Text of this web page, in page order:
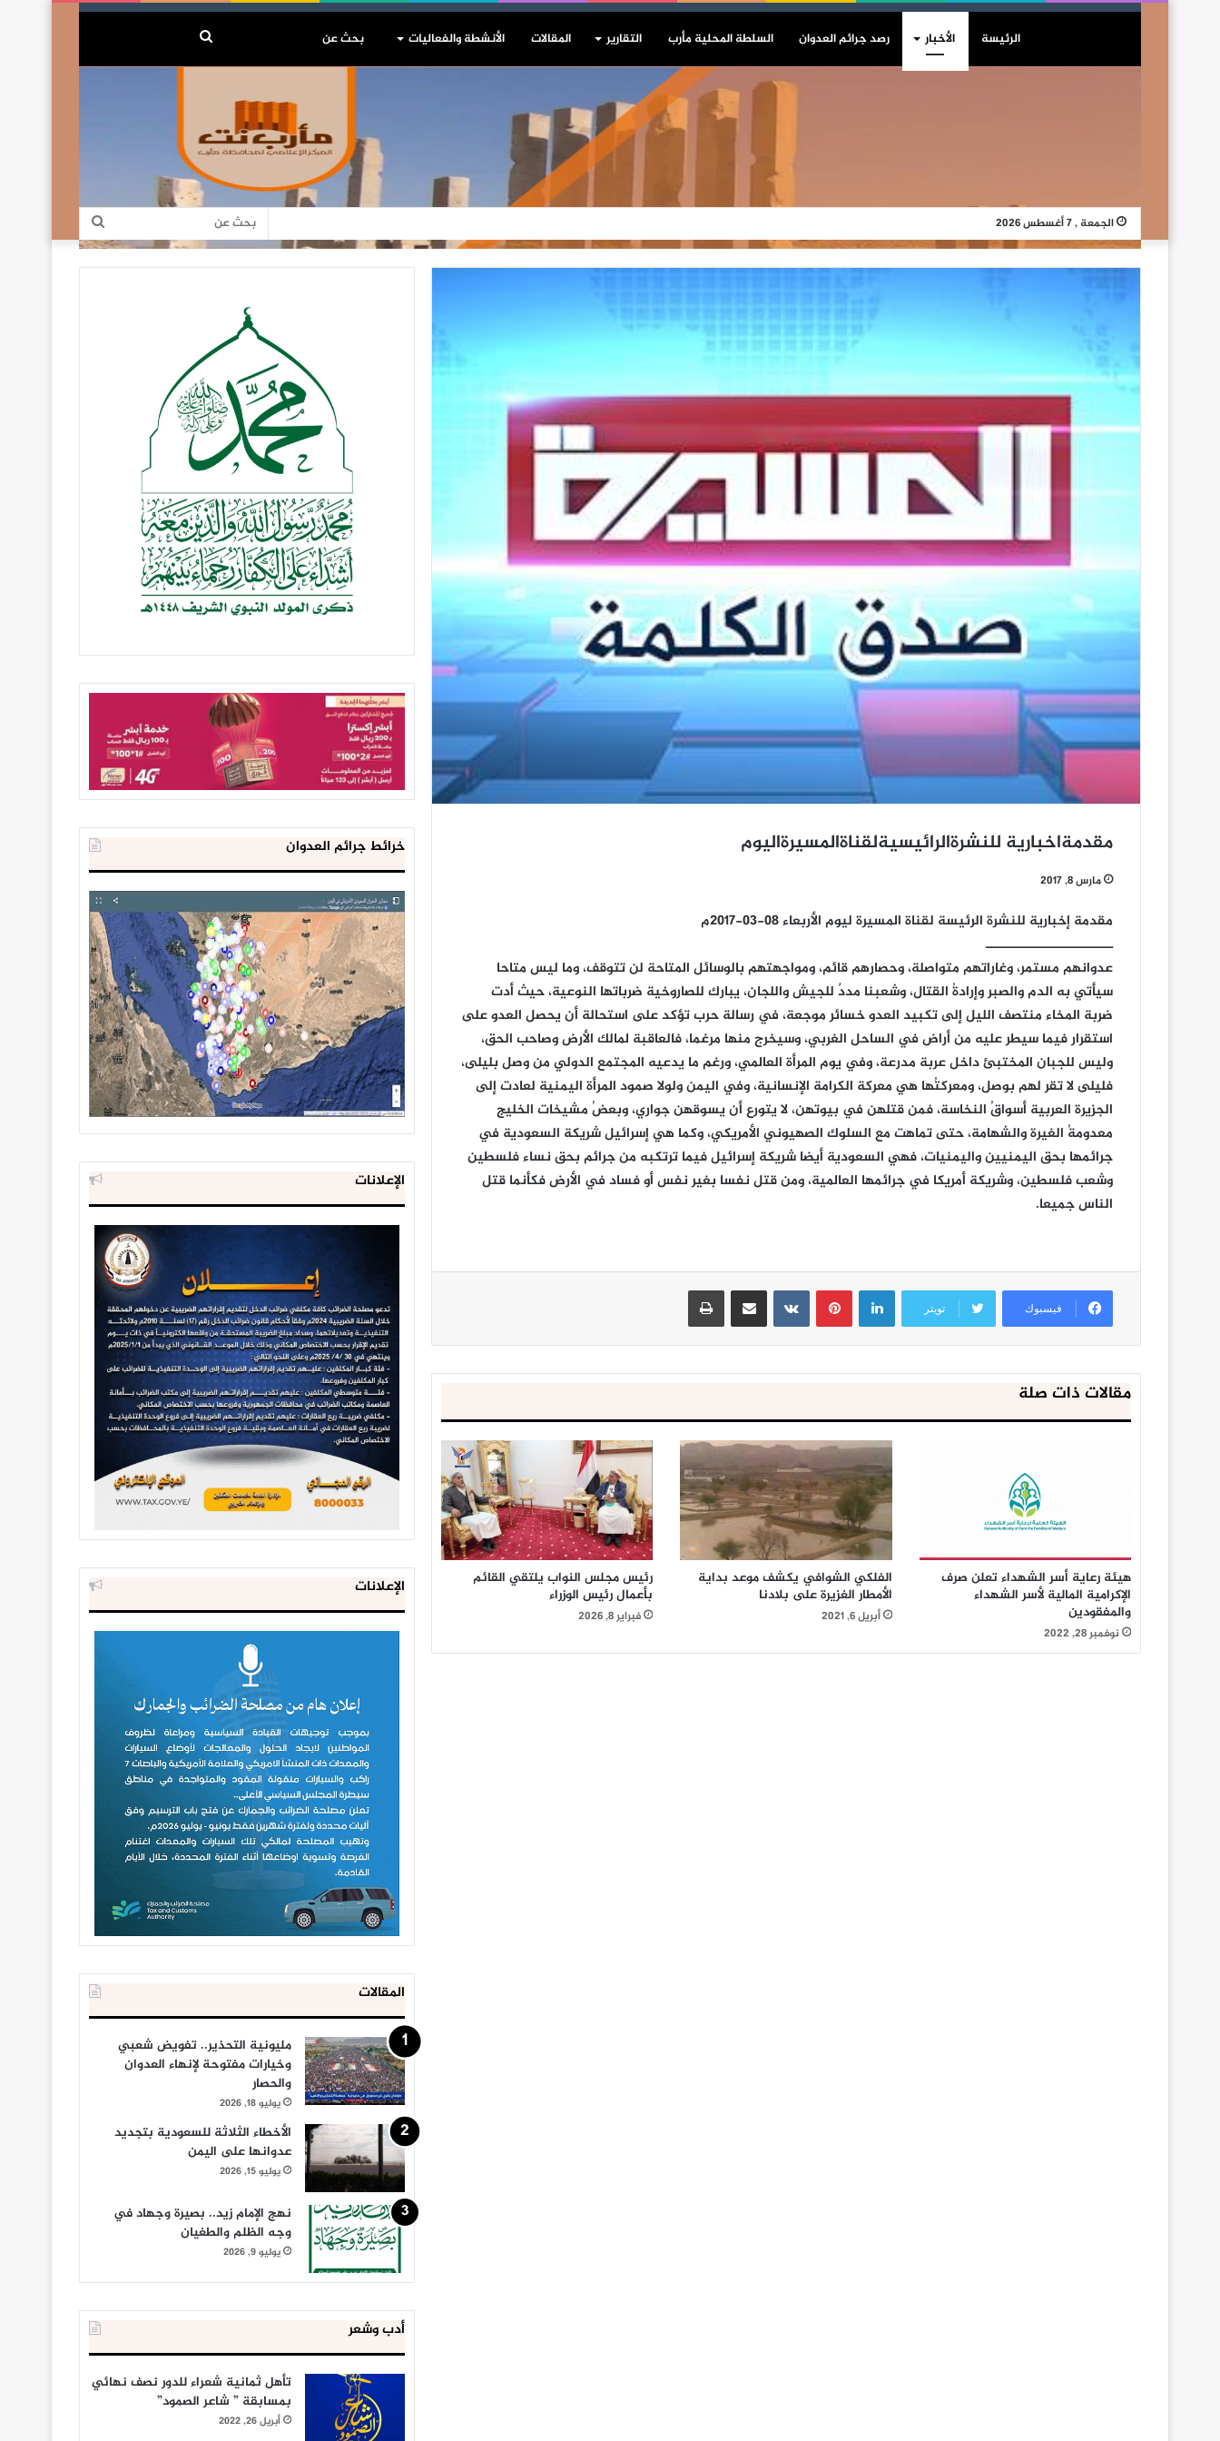
الرئيسة الأخبار رصد جرائم العدوان السلطة المحلية مأرب التقارير المقالات الأنشطة والفعاليات بحث
الجمعة , 7 أغسطس 2026
بحث
عن
مقدمةاخبارية للنشرةالرائيسيةلقناةالمسيرةاليوم
مارس 8, 2017
مقدمة إخبارية للنشرة الرئيسة لقناة المسيرة ليوم الأربعاء 08-03-2017م
ــــــــــــــــــــــــــــ
عدوانهم مستمر، وغاراتهم متواصلة، وحصارهم قائم، ومواجهتهم بالوسائل المتاحة لن تتوقف، وما ليس متاحا
سيأتي به الدم والصبر وإرادةُ القتال، وشعبنا مددٌ للجيش واللجان، يبارك للصاروخية ضرباتها النوعية، حيث أدت
ضربة المخاء منتصف الليل إلى تكبيد العدو خسائر موجعة، في رسالة حرب تؤكد على استحالة أن يحصل العدو على
استقرار فيما سيطر عليه من أراض في الساحل الغربي، وسيخرج منها مرغما، فالعاقبة لمالك الأرض وصاحب الحق،
وليس للجبان المختبئ داخل عربة مدرعة، وفي يوم المرأة العالمي، ورغم ما يدعيه المجتمع الدولي من وصل بليلى،
فليلى لا تقر لهم بوصل، ومعركتُها هي معركة الكرامة الإنسانية، وفي اليمن ولولا صمود المرأة اليمنية لعادت إلى
الجزيرة العربية أسواقُ النخاسة، فمن قتلهن في بيوتهن، لا يتورع أن يسوقهن جواري، وبعضُ مشيخات الخليج
معدومةُ الغيرة والشهامة، حتى تماهت مع السلوك الصهيوني الأمريكي، وكما هي إسرائيل شريكة السعودية في
جرائمها بحق اليمنيين واليمنيات، فهي السعودية أيضا شريكة إسرائيل فيما ترتكبه من جرائم بحق نساء فلسطين
وشعب فلسطين، وشريكة أمريكا في جرائمها العالمية، ومن قتل نفسا بغير نفس أو فساد في الأرض فكأنما قتل
الناس جميعا.
فيسبوك تويتر
لينكدإنبينتيريست مشاركة عبر البريد طباعة
مقالات ذات صلة
هيئة رعاية أسر الشهداء تعلن صرف
الإكرامية المالية لأسر الشهداء
والمفقودين
نوفمبر 28, 2022
الفلكي الشوافي يكشف موعد بداية
الأمطار الغزيرة على بلادنا
أبريل 6, 2021
رئيس مجلس النواب يلتقي القائم
بأعمال رئيس الوزراء
فبراير 8, 2026
خرائط جرائم العدوان
الإعلانات
الإعلانات
المقالات
مليونية التحذير.. تفويض شعبي
وخيارات مفتوحة لإنهاء العدوان
والحصار
يوليو 18, 2026
الأخطاء الثلاثة للسعودية بتجديد
عدوانها على اليمن
يوليو 15, 2026
نهج الإمام زيد.. بصيرة وجهاد في
وجه الظلم والطغيان
يوليو 9, 2026
أدب وشعر
تأهل ثمانية شعراء للدور نصف نهائي
بمسابقة ” شاعر الصمود”
أبريل 26, 2022